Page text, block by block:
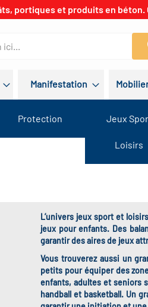
portiques et produits en béton.
Manifestation
Protection Jeux
Loisirs
L’univers jeux sport et
jeux pour enfants. Des
garantir des aires de jeux
Vous trouverez aussi un
petits pour équiper des
enfants, adultes et seniors
handball et basketball. Un